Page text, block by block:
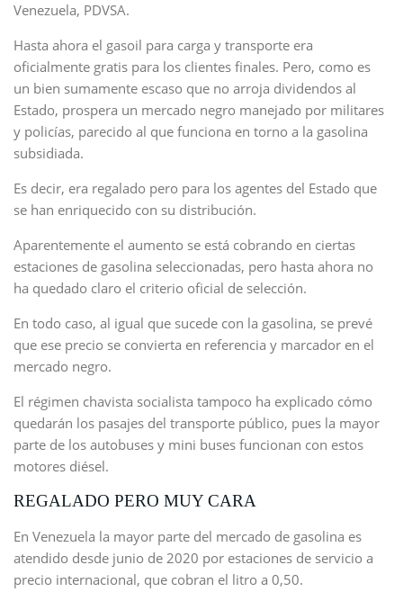
Venezuela, PDVSA.
Hasta ahora el gasoil para carga y transporte era
oficialmente gratis para los clientes finales. Pero, como es
un bien sumamente escaso que no arroja dividendos al
Estado, prospera un mercado negro manejado por militares
y policías, parecido al que funciona en torno a la gasolina
subsidiada.
Es decir, era regalado pero para los agentes del Estado que
se han enriquecido con su distribución.
Aparentemente el aumento se está cobrando en ciertas
estaciones de gasolina seleccionadas, pero hasta ahora no
ha quedado claro el criterio oficial de selección.
En todo caso, al igual que sucede con la gasolina, se prevé
que ese precio se convierta en referencia y marcador en el
mercado negro.
El régimen chavista socialista tampoco ha explicado cómo
quedarán los pasajes del transporte público, pues la mayor
parte de los autobuses y mini buses funcionan con estos
motores diésel.
REGALADO PERO MUY CARA
En Venezuela la mayor parte del mercado de gasolina es
atendido desde junio de 2020 por estaciones de servicio a
precio internacional, que cobran el litro a 0,50.